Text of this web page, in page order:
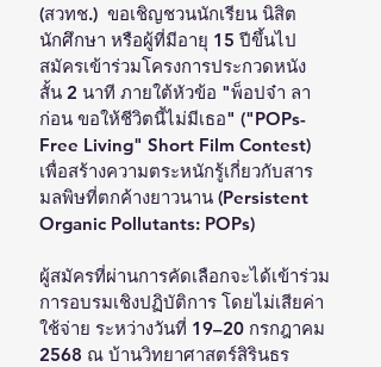
(สวทช.)  ขอเชิญชวนนักเรียน นิสิต
นักศึกษา หรือผู้ที่มีอายุ 15 ปีขึ้นไป
สมัครเข้าร่วมโครงการประกวดหนัง
สั้น 2 นาที ภายใต้หัวข้อ "พ็อปจ๋า ลา
ก่อน ขอให้ชีวิตนี้ไม่มีเธอ" ("POPs-
Free Living" Short Film Contest)
เพื่อสร้างความตระหนักรู้เกี่ยวกับสาร
มลพิษที่ตกค้างยาวนาน (Persistent
Organic Pollutants: POPs)
ผู้สมัครที่ผ่านการคัดเลือกจะได้เข้าร่วม
การอบรมเชิงปฏิบัติการ โดยไม่เสียค่า
ใช้จ่าย ระหว่างวันที่ 19–20 กรกฎาคม
2568 ณ บ้านวิทยาศาสตร์สิรินธร